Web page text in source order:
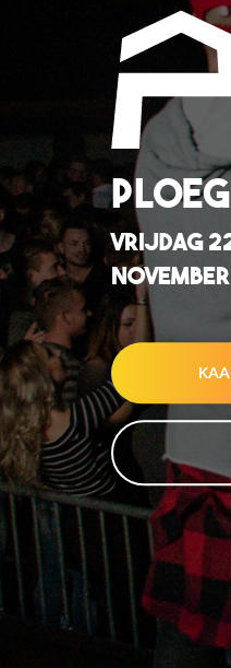
VRIJDAG
NOVEMBER